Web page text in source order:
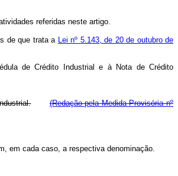
referidas neste artigo.
de que trata a Lei nº 5.143, de 20 de outubro de
de Crédito Industrial e à Nota de Crédito
(Redação pela Medida Provisória nº
em cada caso, a respectiva denominação.